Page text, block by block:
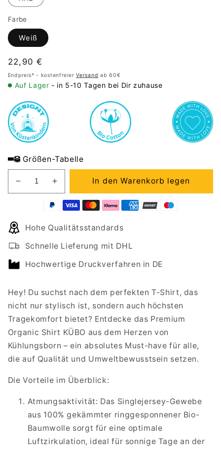
Farbe
Weiß
Normaler
Preis
22,90 €
Endpreis* - kostenfreierVersand ab 60€
Auf Lager - in 5-10 Tagen bei Dir zuhause
Größen-Tabelle
Verringere
die
Premium
Shirt
Women
KÜBO
Erhöhe
die
Menge
Premium
Shirt
Women
KÜBO
In den Warenkorb legen
Hohe Qualitätsstandards
Schnelle Lieferung mit DHL
Hochwertige Druckverfahren in DE
Hey! Du suchst nach dem perfekten T-Shirt, das
nicht nur stylisch ist, sondern auch höchsten
Tragekomfort bietet? Entdecke das Premium
Organic Shirt KÜBO aus dem Herzen von
Kühlungsborn – ein absolutes Must-have für alle,
die auf Qualität und Umweltbewusstsein setzen.
Die Vorteile im Überblick:
Atmungsaktivität: Das Singlejersey-Gewebe
aus 100% gekämmter ringgesponnener Bio-
Baumwolle sorgt für eine optimale
Luftzirkulation, ideal für sonnige Tage an der